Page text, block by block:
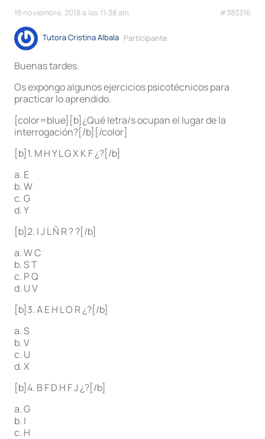
18 noviembre, 2018 a las 11:38 am #383316
Tutora Cristina Albala Participante
Buenas tardes.
Os expongo algunos ejercicios psicotécnicos para
practicar lo aprendido.
[color=blue][b]¿Qué letra/s ocupan el lugar de la
interrogación?[/b][/color]
[b]1. M H Y L G X K F ¿?[/b]
a. E
b. W
c. G
d. Y
[b]2. I J L Ñ R ? ?[/b]
a. W C
b. S T
c. P Q
d. U V
[b]3. A E H L O R ¿?[/b]
a. S
b. V
c. U
d. X
[b]4. B F D H F J ¿?[/b]
a. G
b. I
c. H